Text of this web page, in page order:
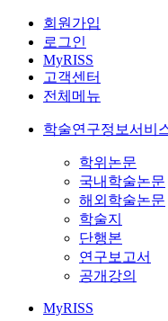
회원가입
로그인
MyRISS
고객센터
전체메뉴
학술연구정보서비
학위논문
국내학술논문
해외학술논문
학술지
단행본
연구보고서
공개강의
MyRISS